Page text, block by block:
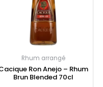
Rhum arrangé
Ron Anejo – Rhum
Brun Blended 70cl